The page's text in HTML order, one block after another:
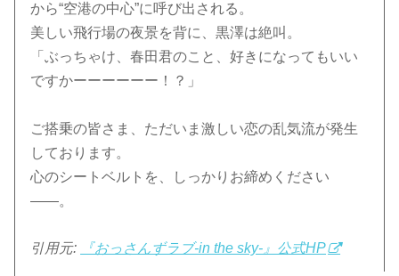
から“空港の中心”に呼び出される。
美しい飛行場の夜景を背に、黒澤は絶叫。
「ぶっちゃけ、春田君のこと、好きになってもいい
ですかーーーーーー！？」
ご搭乗の皆さま、ただいま激しい恋の乱気流が発生
しております。
心のシートベルトを、しっかりお締めください
――。
引用元: 『おっさんずラブ-in the sky-』公式HP